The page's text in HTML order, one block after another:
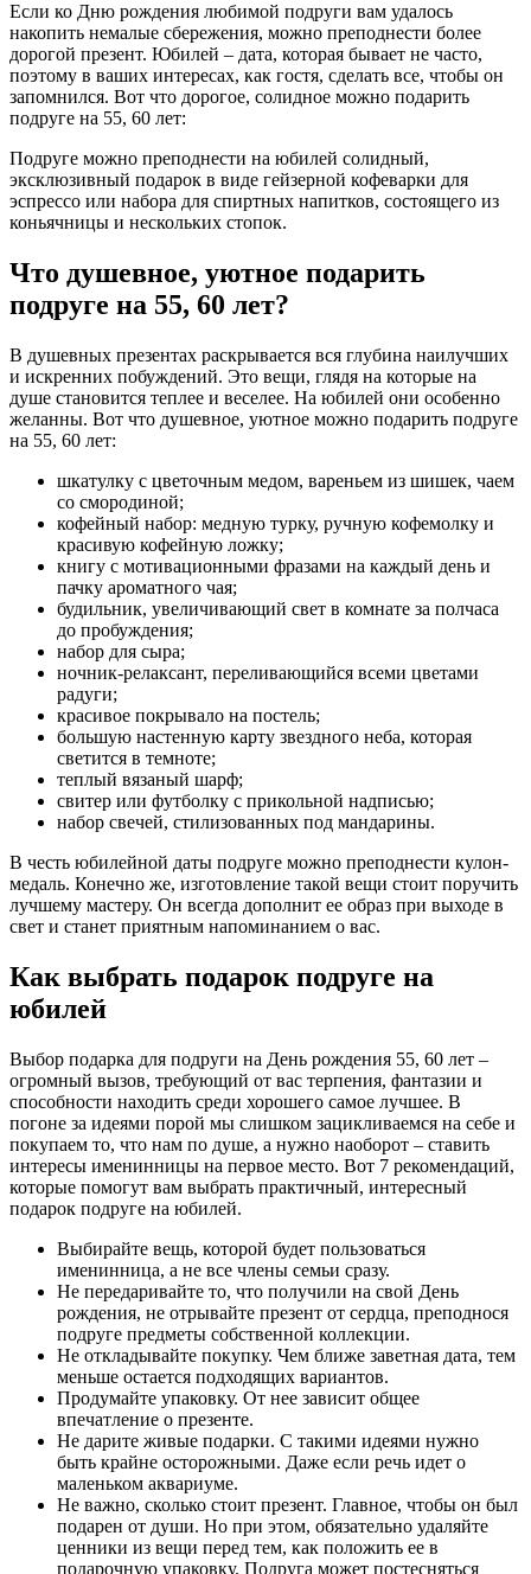
Если ко Дню рождения любимой подруги вам удалось
накопить немалые сбережения, можно преподнести более
дорогой презент. Юбилей – дата, которая бывает не часто,
поэтому в ваших интересах, как гостя, сделать все, чтобы он
запомнился. Вот что дорогое, солидное можно подарить
подруге на 55, 60 лет:
Подруге можно преподнести на юбилей солидный,
эксклюзивный подарок в виде гейзерной кофеварки для
эспрессо или набора для спиртных напитков, состоящего из
коньячницы и нескольких стопок.
Что душевное, уютное подарить
подруге на 55, 60 лет?
В душевных презентах раскрывается вся глубина наилучших
и искренних побуждений. Это вещи, глядя на которые на
душе становится теплее и веселее. На юбилей они особенно
желанны. Вот что душевное, уютное можно подарить подруге
на 55, 60 лет:
шкатулку с цветочным медом, вареньем из шишек, чаем
со смородиной;
кофейный набор: медную турку, ручную кофемолку и
красивую кофейную ложку;
книгу с мотивационными фразами на каждый день и
пачку ароматного чая;
будильник, увеличивающий свет в комнате за полчаса
до пробуждения;
набор для сыра;
ночник-релаксант, переливающийся всеми цветами
радуги;
красивое покрывало на постель;
большую настенную карту звездного неба, которая
светится в темноте;
теплый вязаный шарф;
свитер или футболку с прикольной надписью;
набор свечей, стилизованных под мандарины.
В честь юбилейной даты подруге можно преподнести кулон-
медаль. Конечно же, изготовление такой вещи стоит поручить
лучшему мастеру. Он всегда дополнит ее образ при выходе в
свет и станет приятным напоминанием о вас.
Как выбрать подарок подруге на
юбилей
Выбор подарка для подруги на День рождения 55, 60 лет –
огромный вызов, требующий от вас терпения, фантазии и
способности находить среди хорошего самое лучшее. В
погоне за идеями порой мы слишком зацикливаемся на себе и
покупаем то, что нам по душе, а нужно наоборот – ставить
интересы именинницы на первое место. Вот 7 рекомендаций,
которые помогут вам выбрать практичный, интересный
подарок подруге на юбилей.
Выбирайте вещь, которой будет пользоваться
именинница, а не все члены семьи сразу.
Не передаривайте то, что получили на свой День
рождения, не отрывайте презент от сердца, преподнося
подруге предметы собственной коллекции.
Не откладывайте покупку. Чем ближе заветная дата, тем
меньше остается подходящих вариантов.
Продумайте упаковку. От нее зависит общее
впечатление о презенте.
Не дарите живые подарки. С такими идеями нужно
быть крайне осторожными. Даже если речь идет о
маленьком аквариуме.
Не важно, сколько стоит презент. Главное, чтобы он был
подарен от души. Но при этом, обязательно удаляйте
ценники из вещи перед тем, как положить ее в
подарочную упаковку. Подруга может постесняться